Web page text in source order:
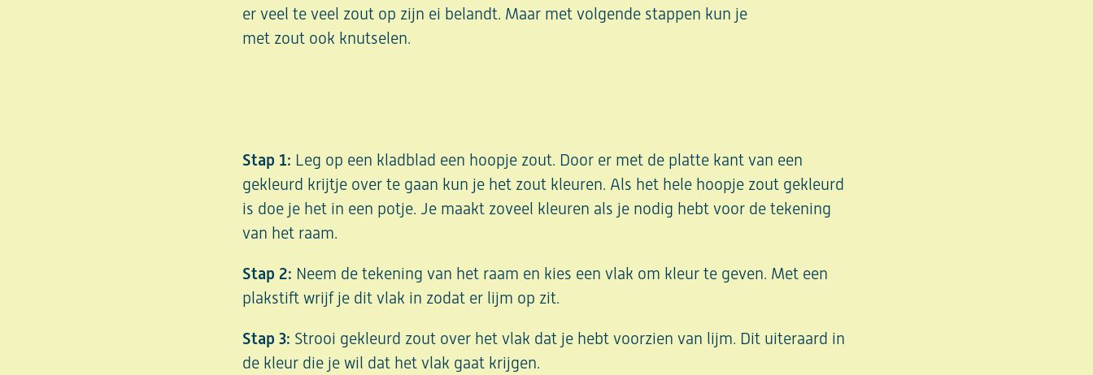
er veel te veel zout op zijn ei belandt. Maar met volgende stappen kun je
met zout ook knutselen.
Stap 1: Leg op een kladblad een hoopje zout. Door er met de platte kant van een
gekleurd krijtje over te gaan kun je het zout kleuren. Als het hele hoopje zout gekleurd
is doe je het in een potje. Je maakt zoveel kleuren als je nodig hebt voor de tekening
van het raam.
Stap 2: Neem de tekening van het raam en kies een vlak om kleur te geven. Met een
plakstift wrijf je dit vlak in zodat er lijm op zit.
Stap 3: Strooi gekleurd zout over het vlak dat je hebt voorzien van lijm. Dit uiteraard in
de kleur die je wil dat het vlak gaat krijgen.